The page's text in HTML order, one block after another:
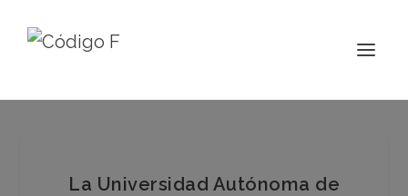
La Universidad Autónoma de